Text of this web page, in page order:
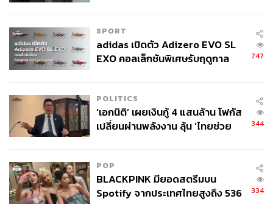
SPORT
adidas เปิดตัว Adizero EVO SL
EXO คอลเล็กชันพิเศษรับฤดูกาล
747
POLITICS
‘เอกนิติ’ เผยเงินกู้ 4 แสนล้าน โฟกัส
เปลี่ยนผ่านพลังงาน ลุ้น ‘ไทยช่วย
344
POP
BLACKPINK มียอดสตรีมบน
Spotify จากประเทศไทยสูงถึง 536
334